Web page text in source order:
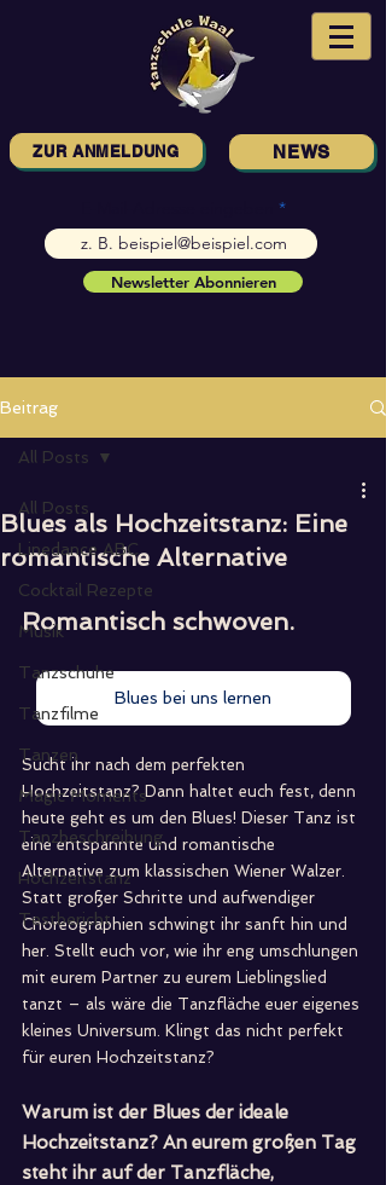
ZUR ANMELDUNG NEWS
Newsletter Abonnieren
Beitrag
All Posts
Linedance ABC
Cocktail Rezepte
Musik
Tanzschuhe
Tanzfilme
Tanzen
Magic Moments
Tanzbeschreibung
Hochzeitstanz
Testbericht
All Posts
Blues als Hochzeitstanz: Eine
romantische Alternative
Romantisch schwoven.
Blues bei uns lernen
Sucht ihr nach dem perfekten
Hochzeitstanz? Dann haltet euch fest, denn
heute geht es um den Blues! Dieser Tanz ist
eine entspannte und romantische
Alternative zum klassischen Wiener Walzer.
Statt großer Schritte und aufwendiger
Choreographien schwingt ihr sanft hin und
her. Stellt euch vor, wie ihr eng umschlungen
mit eurem Partner zu eurem Lieblingslied
tanzt – als wäre die Tanzfläche euer eigenes
kleines Universum. Klingt das nicht perfekt
für euren Hochzeitstanz?
Warum ist der Blues der ideale
Hochzeitstanz? An eurem großen Tag
steht ihr auf der Tanzfläche,